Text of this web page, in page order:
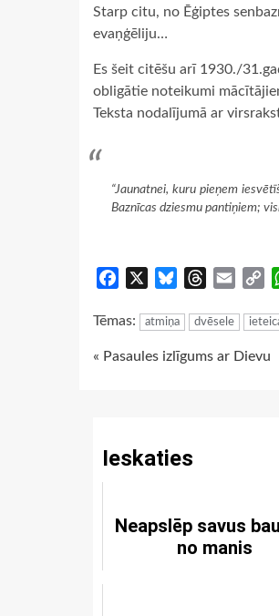
Starp citu, no Ēģiptes
evaņģēliju…
Es šeit citēšu arī 1930./
obligātie noteikumi
Teksta nodalījumā ar
“Jaunatnei, kuru pieņem
Baznīcas dziesmu pantiņiem;
Facebook BlueskyThreads
Email
Tēmas: atmiņa dvēsele
Continue
« Pasaules izlīgums ar Dievu
Ieskaties
Neapslēp savus
no manis